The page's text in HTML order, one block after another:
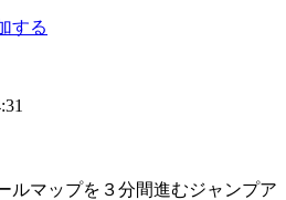
する
ルマップを３分間進むジャンプア